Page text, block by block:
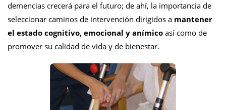
demencias crecerá para el futuro; de ahí, la importancia de
seleccionar caminos de intervención dirigidos a mantener
el estado cognitivo, emocional y anímico así como de
promover su calidad de vida y de bienestar.